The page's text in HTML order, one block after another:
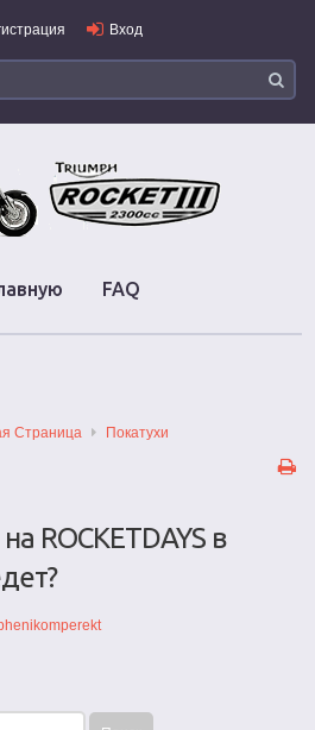
Вход
FAQ
Страница Покатухи
ROCKETDAYS в